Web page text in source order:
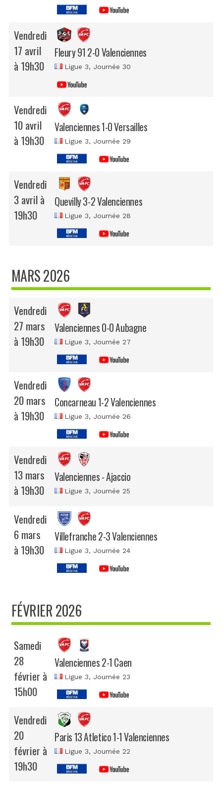
Vendredi
17 avril
à 19h30
Fleury 91 2-0 Valenciennes
Ligue 3, Journée 30
Vendredi
10 avril
à 19h30
Valenciennes 1-0 Versailles
Ligue 3, Journée 29
Vendredi
3 avril à
19h30
Quevilly 3-2 Valenciennes
Ligue 3, Journée 28
MARS 2026
Vendredi
27 mars
à 19h30
Valenciennes 0-0 Aubagne
Ligue 3, Journée 27
Vendredi
20 mars
à 19h30
Concarneau 1-2 Valenciennes
Ligue 3, Journée 26
Vendredi
13 mars
à 19h30
Valenciennes - Ajaccio
Ligue 3, Journée 25
Vendredi
6 mars
à 19h30
Villefranche 2-3 Valenciennes
Ligue 3, Journée 24
FÉVRIER 2026
Samedi
28
février à
15h00
Valenciennes 2-1 Caen
Ligue 3, Journée 23
Vendredi
20
février à
19h30
Paris 13 Atletico 1-1 Valenciennes
Ligue 3, Journée 22